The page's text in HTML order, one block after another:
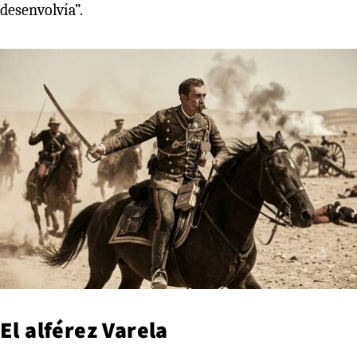
desenvolvía”.
El alférez Varela